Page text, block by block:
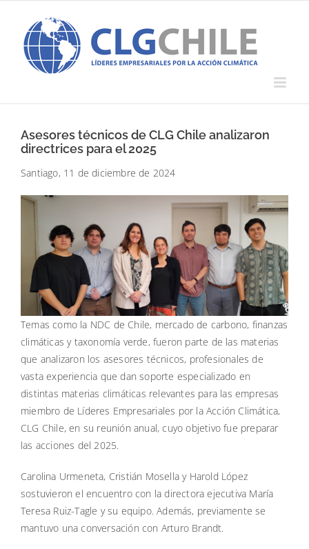
contenido
Asesores técnicos de CLG Chile analizaron
directrices para el 2025
Santiago, 11 de diciembre de 2024
Temas como la NDC de Chile, mercado de carbono, finanzas
climáticas y taxonomía verde, fueron parte de las materias
que analizaron los asesores técnicos, profesionales de
vasta experiencia que dan soporte especializado en
distintas materias climáticas relevantes para las empresas
miembro de Líderes Empresariales por la Acción Climática,
CLG Chile, en su reunión anual, cuyo objetivo fue preparar
las acciones del 2025.
Carolina Urmeneta, Cristián Mosella y Harold López
sostuvieron el encuentro con la directora ejecutiva María
Teresa Ruiz-Tagle y su equipo. Además, previamente se
mantuvo una conversación con Arturo Brandt.